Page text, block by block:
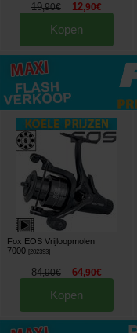
19,90€ 12,90€
Kopen
Fox EOS Vrijloopmolen
7000
202393]
84,90€ 64,90€
Kopen